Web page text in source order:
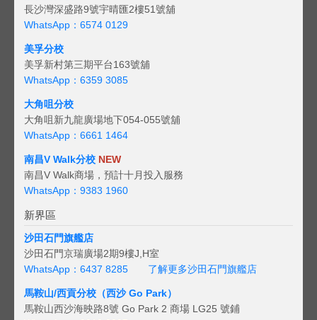
長沙灣深盛路9號宇晴匯2樓51號舖
WhatsApp：6574 0129
美孚分校
美孚新村第三期平台163號舖
WhatsApp：6359 3085
大角咀分校
大角咀新九龍廣場地下054-055號舖
WhatsApp：6661 1464
南昌V Walk分校 NEW
南昌V Walk商場，預計十月投入服務
WhatsApp：9383 1960
新界區
沙田石門旗艦店
沙田石門京瑞廣場2期9樓J,H室
WhatsApp：6437 8285
了解更多沙田石門旗艦店
馬鞍山/西貢分校（西沙 Go Park）
馬鞍山西沙海映路8號 Go Park 2 商場 LG25 號鋪